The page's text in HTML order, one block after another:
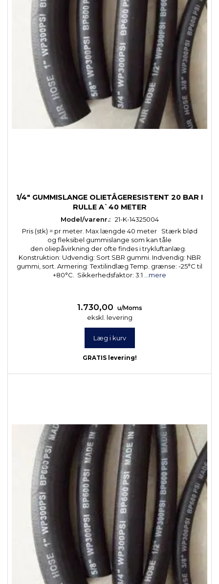
1/4" GUMMISLANGE OLIETÅGERESISTENT 20 BAR I
RULLE A`40 METER
Model/varenr.: 21-K-14325004
Pris (stk) = pr meter. Max længde 40 meter Stærk blød
og fleksibel gummislange som kan tåle
den oliepåvirkning der ofte findes i trykluftanlæg.
Konstruktion: Udvendig: Sort SBR gummi. Indvendig: NBR
gummi, sort. Armering: Textilindlæg Temp. grænse: -25°C til
+80°C. Sikkerhedsfaktor: 3:1
...mere
1.730,00 u/Moms
ekskl. levering
Læg i kurv
GRATIS levering!